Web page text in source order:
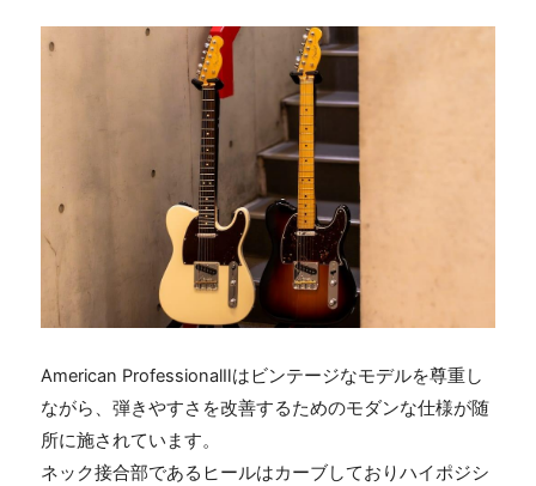
American ProfessionalⅡはビンテージなモデルを尊重し
ながら、弾きやすさを改善するためのモダンな仕様が随
所に施されています。
ネック接合部であるヒールはカーブしておりハイポジシ